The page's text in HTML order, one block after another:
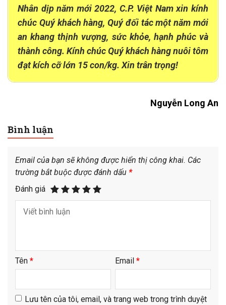
Nhân dịp năm mới 2022, C.P. Việt Nam xin kính
chúc Quý khách hàng, Quý đối tác một năm mới
an khang thịnh vượng, sức khỏe, hạnh phúc và
thành công. Kính chúc Quý khách hàng nuôi tôm
đạt kích cỡ lớn 15 con/kg. Xin trân trọng!
Nguyễn Long An
Bình luận
Email của bạn sẽ không được hiển thị công khai. Các
trường bắt buộc được đánh dấu *
Đánh giá
Tên * Email *
Lưu tên của tôi, email, và trang web trong trình duyệt